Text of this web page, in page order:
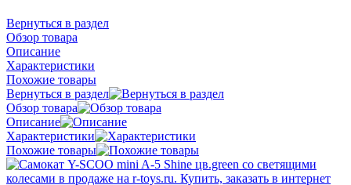
Вернуться в раздел
Обзор товара
Описание
Характеристики
Похожие товары
Вернуться в раздел
Обзор товара
Описание
Характеристики
Похожие товары